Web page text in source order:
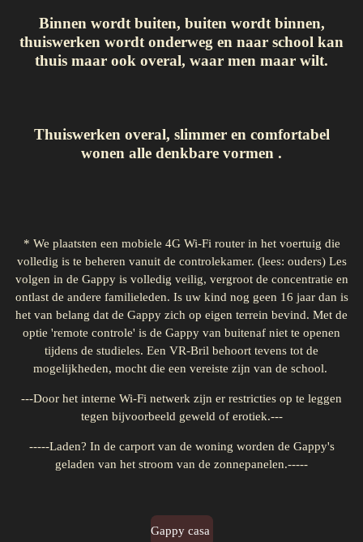
Binnen wordt buiten, buiten wordt binnen,
thuiswerken wordt onderweg en naar school kan
thuis maar ook overal, waar men maar wilt.
Thuiswerken overal, slimmeren comfortabel
wonen alle denkbare vormen .
* We plaatsten een mobiele 4G Wi-Fi router in het voertuig die
volledig is te beheren vanuit de controlekamer. (lees: ouders) Les
volgen in de Gappy is volledig veilig, vergroot de concentratie en
ontlast de andere familieleden. Is uw kind nog geen 16 jaar dan is
het van belang dat de Gappy zich op eigen terrein bevind. Met de
optie 'remote controle' is de Gappy van buitenaf niet te openen
tijdens de studieles. Een VR-Bril behoort tevens tot de
mogelijkheden, mocht die een vereiste zijn van de school.
---Door het interne Wi-Fi netwerk zijn er restricties op te leggen
tegen bijvoorbeeld geweld of erotiek.---
-----Laden? In de carport van de woning worden de Gappy's
geladen van het stroom van de zonnepanelen.-----
Gappy casa